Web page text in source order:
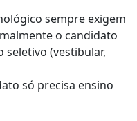
sempre exigem
o candidato
seletivo (vestibular,
só precisa ensino